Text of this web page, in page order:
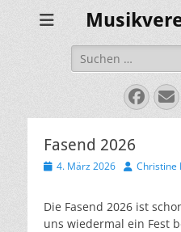
Suchen
nach:
E-
Fasend 2026
Veröffentlicht
4. März 2026 AutorChristine
Die Fasend 2026 ist
uns wiedermal ein Fest